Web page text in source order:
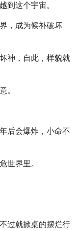
到这个宇宙。
，成为候补破坏
神，自此，样貌就
。
后会爆炸，小命不
世界里。
过就掀桌的摆烂行